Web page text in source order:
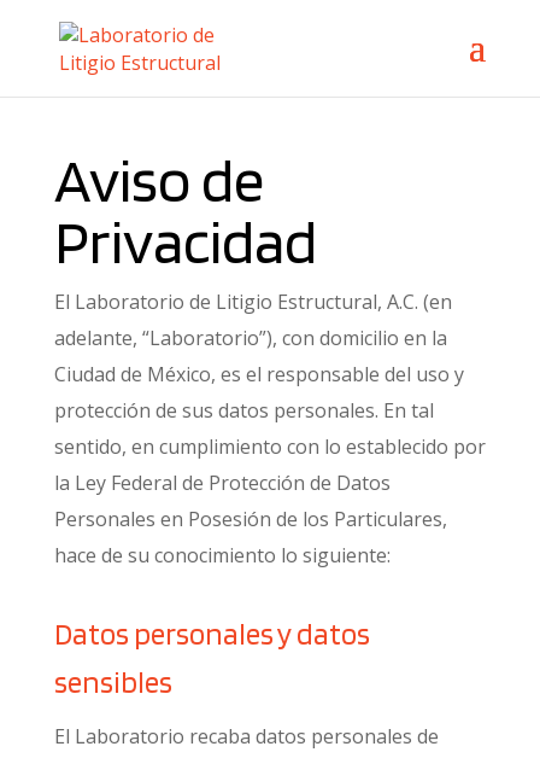
Aviso de
Privacidad
El Laboratorio de Litigio Estructural, A.C. (en
adelante, “Laboratorio”), con domicilio en la
Ciudad de México, es el responsable del uso y
protección de sus datos personales. En tal
sentido, en cumplimiento con lo establecido por
la Ley Federal de Protección de Datos
Personales en Posesión de los Particulares,
hace de su conocimiento lo siguiente:
Datos personales y datos
sensibles
El Laboratorio recaba datos personales de